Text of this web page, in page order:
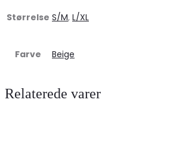
Størrelse S/M, L/XL
Farve Beige
Relaterede varer